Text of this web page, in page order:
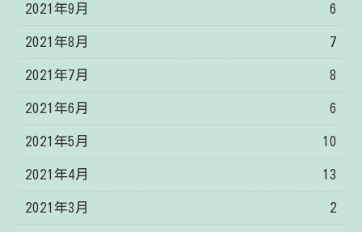
2021年9月 6
2021年8月 7
2021年7月 8
2021年6月 6
2021年5月 10
2021年4月 13
2021年3月 2